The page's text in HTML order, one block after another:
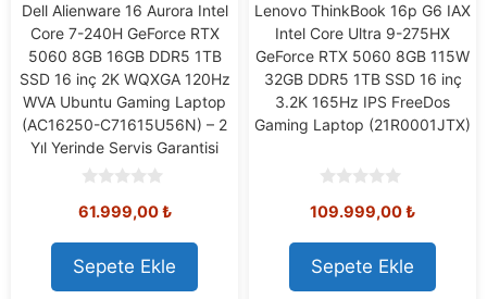
Dell Alienware 16 Aurora Intel
Core 7-240H GeForce RTX
5060 8GB 16GB DDR5 1TB
SSD 16 inç 2K WQXGA 120Hz
WVA Ubuntu Gaming Laptop
(AC16250-C71615U56N) – 2
Yıl Yerinde Servis Garantisi
o
t
o
f
5
61.999,00₺
Sepete Ekle
Lenovo ThinkBook 16p G6 IAX
Intel Core Ultra 9-275HX
GeForce RTX 5060 8GB 115W
32GB DDR5 1TB SSD 16 inç
3.2K 165Hz IPS FreeDos
Gaming Laptop (21R0001JTX)
o
t
o
f
5
109.999,00₺
Sepete Ekle